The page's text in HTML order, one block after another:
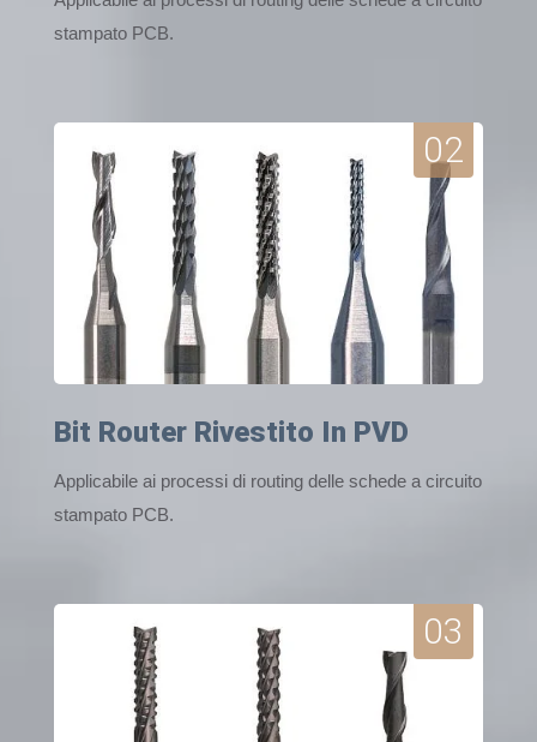
stampato PCB.
02
Bit Router Rivestito In PVD
Applicabile ai processi di routing delle schede a circuito
stampato PCB.
03